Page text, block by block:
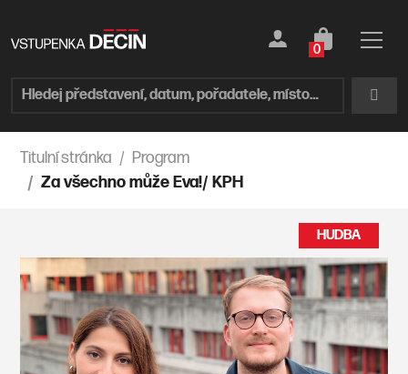
0
Titulní stránka
Program
Za všechno může Eva!/ KPH
HUDBA